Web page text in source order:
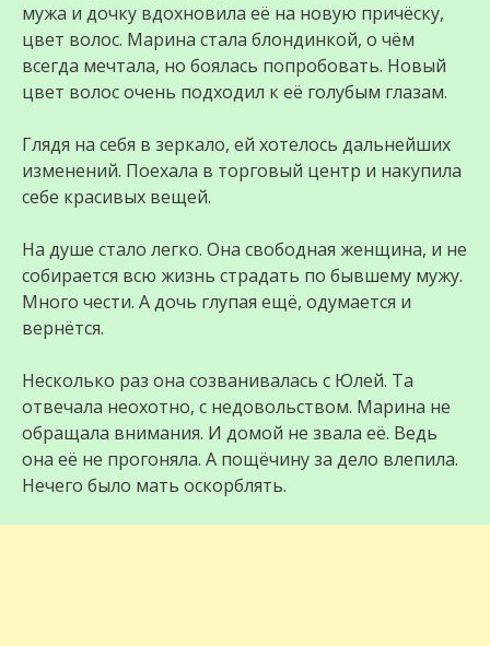
мужа и дочку вдохновила её на новую причёску,
цвет волос. Марина стала блондинкой, о чём
всегда мечтала, но боялась попробовать. Новый
цвет волос очень подходил к её голубым глазам.
Глядя на себя в зеркало, ей хотелось дальнейших
изменений. Поехала в торговый центр и накупила
себе красивых вещей.
На душе стало легко. Она свободная женщина, и не
собирается всю жизнь страдать по бывшему мужу.
Много чести. А дочь глупая ещё, одумается и
вернётся.
Несколько раз она созванивалась с Юлей. Та
отвечала неохотно, с недовольством. Марина не
обращала внимания. И домой не звала её. Ведь
она её не прогоняла. А пощёчину за дело влепила.
Нечего было мать оскорблять.